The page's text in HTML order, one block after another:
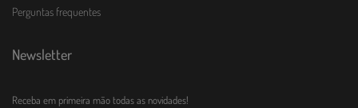
Perguntas frequentes
Newsletter
Receba em primeira mão todas as novidades!